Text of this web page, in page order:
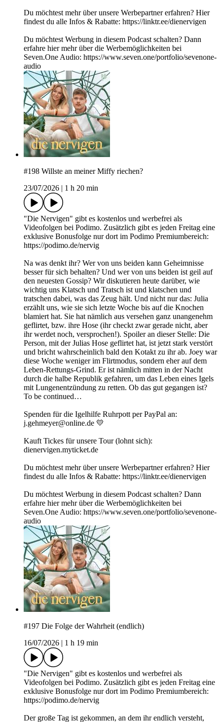
Du möchtest mehr über unsere Werbepartner erfahren? Hier
findest du alle Infos & Rabatte: https://linktr.ee/dienervigen
Du möchtest Werbung in diesem Podcast schalten? Dann
erfahre hier mehr über die Werbemöglichkeiten bei
Seven.One Audio: https://www.seven.one/portfolio/sevenone-
audio
#198 Willste an meiner Miffy riechen?
23/07/2026
1 h 20 min
"Die Nervigen" gibt es kostenlos und werbefrei als
Videofolgen bei Podimo. Zusätzlich gibt es jeden Freitag eine
exklusive Bonusfolge nur dort im Podimo Premiumbereich:
https://podimo.de/nervig
Na was denkt ihr? Wer von uns beiden kann Geheimnisse
besser für sich behalten? Und wer von uns beiden ist geil auf
den neuesten Gossip? Wir diskutieren heute darüber, wie
wichtig uns Klatsch und Tratsch ist und klatschen und
tratschen dabei, was das Zeug hält. Und nicht nur das: Julia
erzählt uns, wie sie sich letzte Woche bis auf die Knochen
blamiert hat. Sie hat nämlich aus versehen ganz unangenehm
geflirtet, bzw. ihre Hose (ihr checkt zwar gerade nicht, aber
ihr werdet noch, versprochen!). Spoiler an dieser Stelle: Die
Person, mit der Julias Hose geflirtet hat, ist jetzt stark verstört
und bricht wahrscheinlich bald den Kotakt zu ihr ab. Joey war
diese Woche weniger im Flirtmodus, sondern eher auf dem
Leben-Rettungs-Grind. Er ist nämlich mitten in der Nacht
durch die halbe Republik gefahren, um das Leben eines Igels
mit Lungenentzündung zu retten. Ob das gut gegangen ist?
To be continued…
Spenden für die Igelhilfe Ruhrpott per PayPal an:
j.gehmeyer@online.de 💛
Kauft Tickes für unsere Tour (lohnt sich):
dienervigen.myticket.de
Du möchtest mehr über unsere Werbepartner erfahren? Hier
findest du alle Infos & Rabatte: https://linktr.ee/dienervigen
Du möchtest Werbung in diesem Podcast schalten? Dann
erfahre hier mehr über die Werbemöglichkeiten bei
Seven.One Audio: https://www.seven.one/portfolio/sevenone-
audio
#197 Die Folge der Wahrheit (endlich)
16/07/2026
1 h 19 min
"Die Nervigen" gibt es kostenlos und werbefrei als
Videofolgen bei Podimo. Zusätzlich gibt es jeden Freitag eine
exklusive Bonusfolge nur dort im Podimo Premiumbereich:
https://podimo.de/nervig
Der große Tag ist gekommen, an dem ihr endlich versteht,